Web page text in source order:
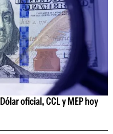
oficial, CCL y MEP hoy